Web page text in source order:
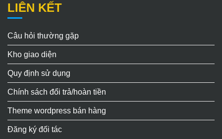
LIÊN KẾT
Câu hỏi thường gặp
Kho giao diện
Quy định sử dụng
Chính sách đổi trả/hoàn tiền
Theme wordpress bán hàng
Đăng ký đối tác